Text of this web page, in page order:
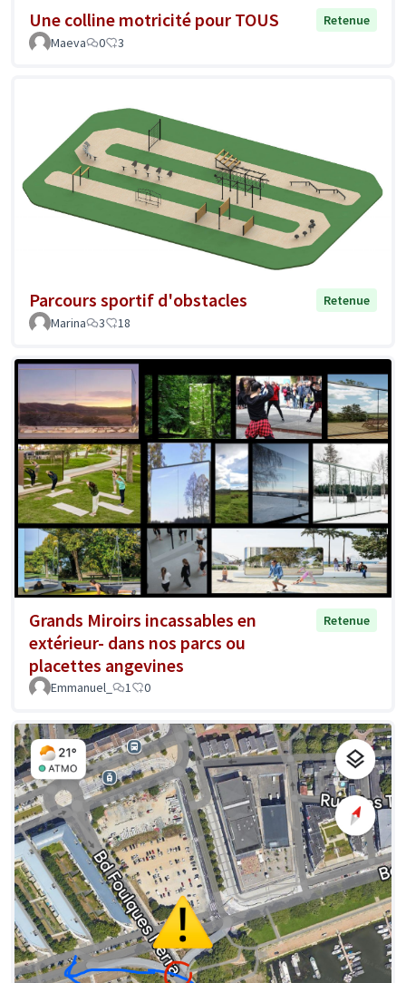
Une colline motricité pour TOUS
Retenue
Maeva
0 3
Parcours sportif d'obstacles
Retenue
Marina
3 18
Grands Miroirs incassables en
extérieur- dans nos parcs ou
placettes angevines
Retenue
Emmanuel_ 1 0